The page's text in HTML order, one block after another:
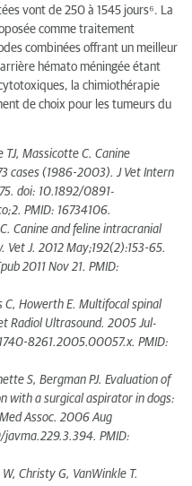
vont de 250 à 1545 jours⁶. La
comme traitement
combinées offrant un meilleur
hémato méningée étant
la chimiothérapie
de choix pour les tumeurs du
TJ, Massicotte C. Canine
cases (1986-2003). J Vet Intern
doi: 10.1892/0891-
PMID: 16734106.
Canine and feline intracranial
J. 2012 May;192(2):153-65.
2011 Nov 21. PMID:
C, Howerth E. Multifocal spinal
Radiol Ultrasound. 2005 Jul-
8261.2005.00057.x. PMID:
S, Bergman PJ. Evaluation of
with a surgical aspirator in dogs:
Assoc. 2006 Aug
PMID:
Christy G, VanWinkle T.